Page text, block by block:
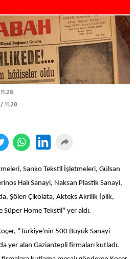
11.28
Sanko Tekstil İşletmeleri, Gülsan
Halı Sanayi, Naksan Plastik Sanayi,
Şölen Çikolata, Akteks Akrilik İplik,
Home Tekstil" yer aldı.
"Türkiye'nin 500 Büyük Sanayi
yer alan Gaziantepli firmaları kutladı.